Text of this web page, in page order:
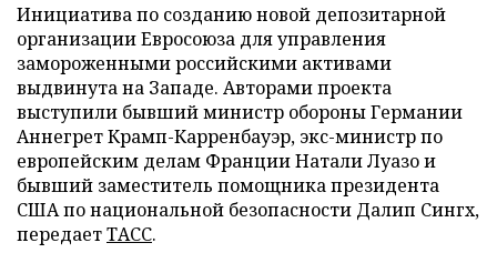
Инициатива по созданию новой депозитарной
организации Евросоюза для управления
замороженными российскими активами
выдвинута на Западе. Авторами проекта
выступили бывший министр обороны Германии
Аннегрет Крамп-Карренбауэр, экс-министр по
европейским делам Франции Натали Луазо и
бывший заместитель помощника президента
США по национальной безопасности Далип Сингх,
передаетТАСС.